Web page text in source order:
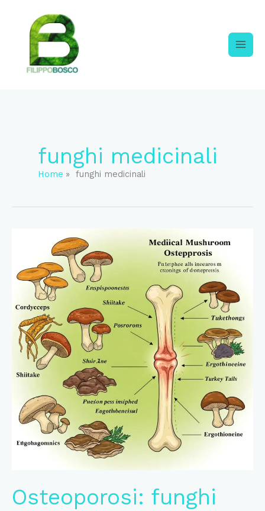
content
funghi medicinali
Home funghi medicinali
Osteoporosi: funghi